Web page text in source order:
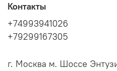
Контакты
+74993941026
+79299167305
г. Москва м. Шоссе